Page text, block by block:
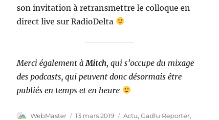
son invitation à retransmettre le colloque en
direct live sur RadioDelta
Merci également à Mitch, qui s’occupe du mixage
des podcasts, qui peuvent donc désormais être
publiés en temps et en heure
Auteur
WebMaster
Publié
13 mars 2019 Catégories
Actu,Gadlu Reporter,